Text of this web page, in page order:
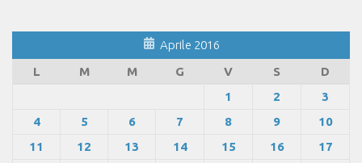
Aprile 2016
L
M M G V S
D
1
2
3
4
5 6 7 8 9
10
11
12 13 14 15 16
17